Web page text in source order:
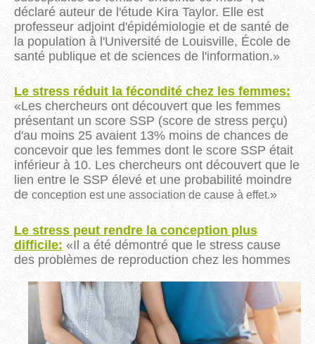
déclaré auteur de l'étude Kira Taylor. Elle est
professeur adjoint d'épidémiologie et de santé de
la population à l'Université de Louisville, École de
santé publique et de sciences de l'information.»
Le stress réduit la fécondité chez les femmes:
«Les chercheurs ont découvert que les femmes
présentant un score SSP (score de stress perçu)
d'au moins 25 avaient 13% moins de chances de
concevoir que les femmes dont le score SSP était
inférieur à 10. Les chercheurs ont découvert que le
lien entre le SSP élevé et une probabilité moindre
de conception est une association de cause à effet.»
Le stress peut rendre la conception plus
difficile: «Il a été démontré que le stress cause
des problèmes de reproduction chez les hommes